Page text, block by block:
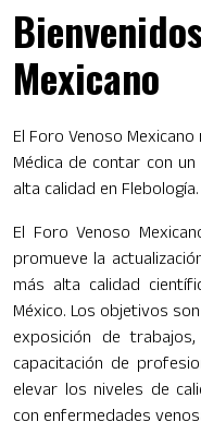
Mexicano
El Foro Venoso
Médica de contar con
alta calidad en Flebología.
El Foro Venoso
promueve la
más alta calidad
México. Los objetivos
exposición de
capacitación de
elevar los niveles de
con enfermedades